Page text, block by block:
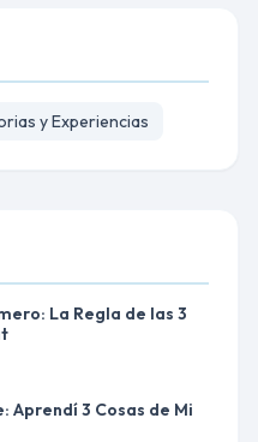
y Experiencias
La Regla de las 3
Aprendí 3 Cosas de Mi